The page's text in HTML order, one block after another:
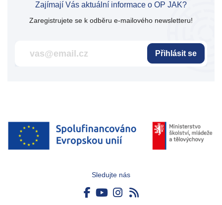
Zajímají Vás aktuální informace o OP JAK?
Zaregistrujete se k odběru e-mailového newsletteru!
Přihlásit se
Sledujte nás